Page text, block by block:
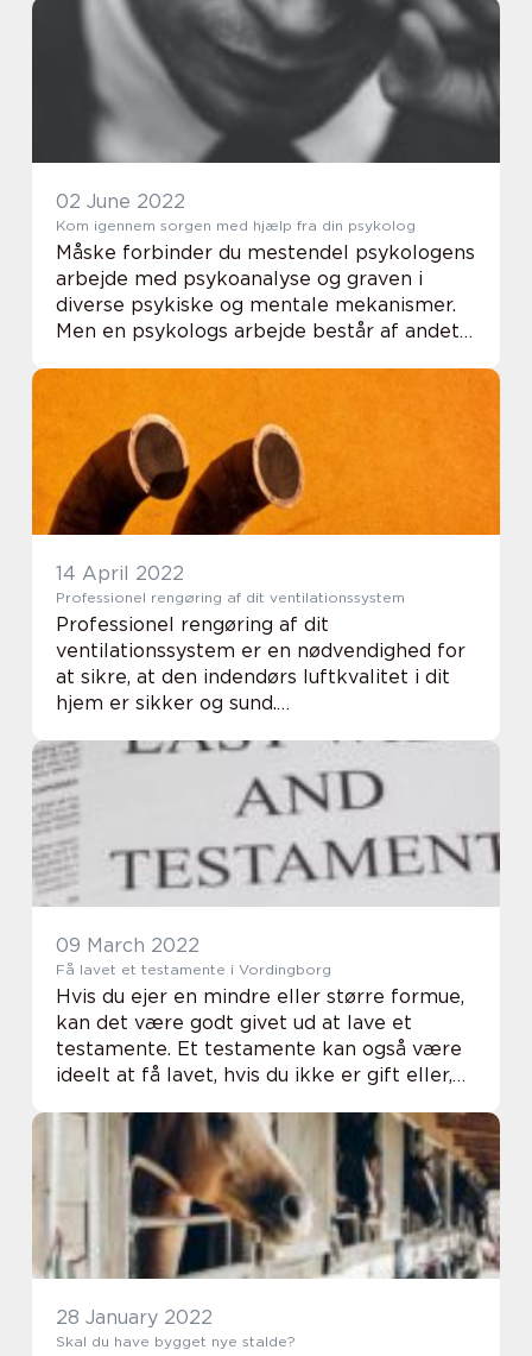
bruges til at åbne og lukke, så m...
02 June 2022
Kom igennem sorgen med hjælp fra din psykolog
Måske forbinder du mestendel psykologens
arbejde med psykoanalyse og graven i
diverse psykiske og mentale mekanismer.
Men en psykologs arbejde består af andet
det handl...
14 April 2022
Professionel rengøring af dit ventilationssystem
Professionel rengøring af dit
ventilationssystem er en nødvendighed for
at sikre, at den indendørs luftkvalitet i dit
hjem er sikker og sund.
fjerne uønskede forurenende stoffer fra
luften, men det kan de kun g...
09 March 2022
Få lavet et testamente i Vordingborg
Hvis du ejer en mindre eller større formue,
kan det være godt givet ud at lave et
testamente. Et testamente kan også være
ideelt at få lavet, hvis du ikke er gift eller,
hvad du ejer og har. Det samme gælder ...
28 January 2022
Skal du have bygget nye stalde?